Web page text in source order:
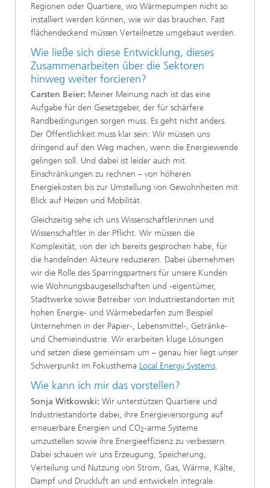
Regionen oder Quartiere, wo Wärmepumpen nicht so
installiert werden können, wie wir das brauchen. Fast
flächendeckend müssen Verteilnetze umgebaut werden.
Wie ließe sich diese Entwicklung, dieses
Zusammenarbeiten über die Sektoren
hinweg weiter forcieren?
Carsten Beier: Meiner Meinung nach ist das eine
Aufgabe für den Gesetzgeber, der für schärfere
Randbedingungen sorgen muss. Es geht nicht anders.
Der Öffentlichkeit muss klar sein: Wir müssen uns
dringend auf den Weg machen, wenn die Energiewende
gelingen soll. Und dabei ist leider auch mit
Einschränkungen zu rechnen – von höheren
Energiekosten bis zur Umstellung von Gewohnheiten mit
Blick auf Heizen und Mobilität.
Gleichzeitig sehe ich uns Wissenschaftlerinnen und
Wissenschaftler in der Pflicht. Wir müssen die
Komplexität, von der ich bereits gesprochen habe, für
die handelnden Akteure reduzieren. Dabei übernehmen
wir die Rolle des Sparringspartners für unsere Kunden
wie Wohnungsbaugesellschaften und -eigentümer,
Stadtwerke sowie Betreiber von Industriestandorten mit
hohen Energie- und Wärmebedarfen zum Beispiel
Unternehmen in der Papier-, Lebensmittel-, Getränke-
und Chemieindustrie. Wir erarbeiten kluge Lösungen
und setzen diese gemeinsam um – genau hier liegt unser
Schwerpunkt im Fokusthema Local Energy Systems.
Wie kann ich mir das vorstellen?
Sonja Witkowski: Wir unterstützen Quartiere und
Industriestandorte dabei, ihre Energieversorgung auf
erneuerbare Energien und CO2-arme Systeme
umzustellen sowie ihre Energieeffizienz zu verbessern.
Dabei schauen wir uns Erzeugung, Speicherung,
Verteilung und Nutzung von Strom, Gas, Wärme, Kälte,
Dampf und Druckluft an und entwickeln integrale